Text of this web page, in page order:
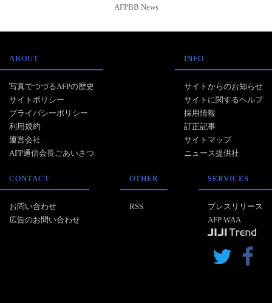
AFPBB News
ABOUT
写真でつづるAFPの歴史
サイトポリシー
プライバシーポリシー
利用規約
運営会社
AFP通信会長ごあいさつ
INFO
サイトからのお知らせ
サイトに関するヘルプ
採用情報
訂正記事
サイトマップ
ニュース提供社
CONTACT
お問い合わせ
広告のお問い合わせ
OTHER
RSS
SERVICES
プレスリリース
AFP WAA